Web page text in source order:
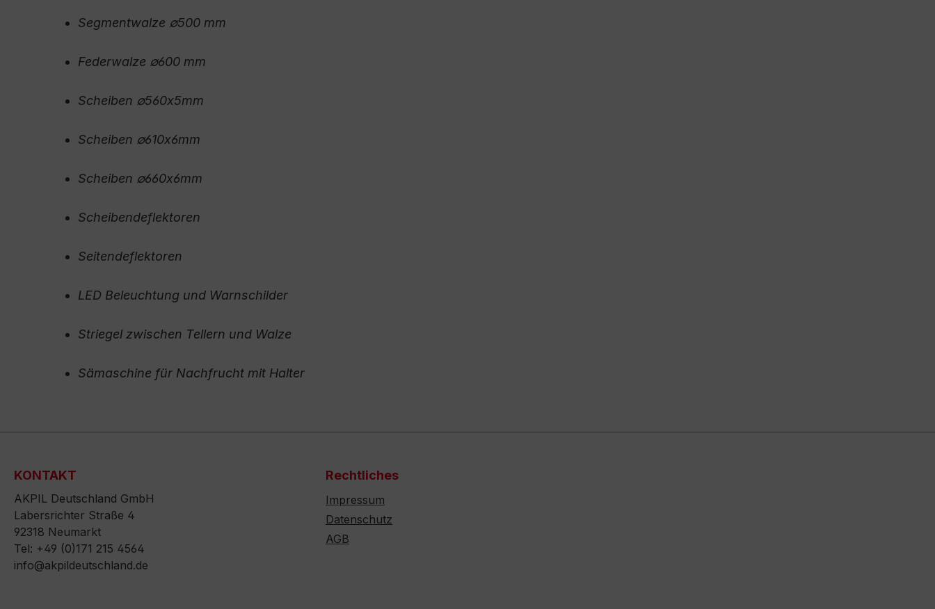
Segmentwalze ∅500 mm
Federwalze ∅600 mm
Scheiben ∅560x5mm
Scheiben ∅610x6mm
Scheiben ∅660x6mm
Scheibendeflektoren
Seitendeflektoren
LED Beleuchtung und Warnschilder
Striegel zwischen Tellern und Walze
Sämaschine für Nachfrucht mit Halter
KONTAKT
AKPIL Deutschland GmbH
Labersrichter Straße 4
92318 Neumarkt
Tel: +49 (0)171 215 4564
info@akpildeutschland.de
Rechtliches
Impressum
Datenschutz
AGB